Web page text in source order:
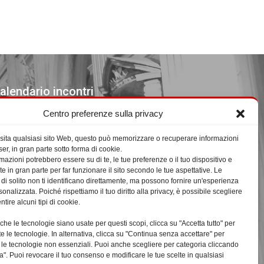
Centro preferenze sulla privacy
qualsiasi sito Web, questo può memorizzare o recuperare informazioni
in gran parte sotto forma di cookie.
potrebbero essere su di te, le tue preferenze o il tuo dispositivo e
in gran parte per far funzionare il sito secondo le tue aspettative. Le
solito non ti identificano direttamente, ma possono fornire un'esperienza
Poiché rispettiamo il tuo diritto alla privacy, è possibile scegliere
alcuni tipi di cookie.
le tecnologie siano usate per questi scopi, clicca su "Accetta tutto" per
le tecnologie. In alternativa, clicca su "Continua senza accettare" per
le tecnologie non essenziali. Puoi anche scegliere per categoria cliccando
Puoi revocare il tuo consenso e modificare le tue scelte in qualsiasi
incontri
LLUNEDÌ
MMARTEDÌ
MMERCOLEDÌ
GGIOVEDÌ
VVENERDÌ
SSABATO
DDOMENICA
2727
Luglio
2026
2828
Luglio
2026
2929
Luglio
2026
3030
Luglio
2026
3131
Luglio
2026
11
Agosto
2026
22
Agosto
2026
33
Agosto
44
Agosto
55
Agosto
66
Agosto
77
Agosto
88
Agosto
99
Agosto
1010
2026
1111
2026
1212
2026
1313
2026
1414
2026
1515
2026
1616
2026
Agosto
2026
Agosto
2026
Agosto
2026
Agosto
2026
Agosto
2026
Agosto
2026
Agosto
2026
2424
Agosto
2525
Agosto
2626
Agosto
2727
Agosto
2828
Agosto
2929
Agosto
3030
Agosto
3131 11
22
33
44
55
66